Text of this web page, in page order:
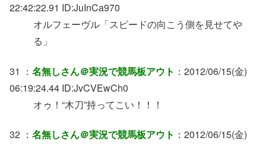
22:42:22.91 ID:JuInCa970
オルフェーヴル「スピードの向こう側を見せてや
る」
31 ： 名無しさん＠実況で競馬板アウト ：2012/06/15(金)
06:19:24.44 ID:JvCVEwCh0
オゥ！“木刀”持ってこい！！！
32 ： 名無しさん＠実況で競馬板アウト ：2012/06/15(金)